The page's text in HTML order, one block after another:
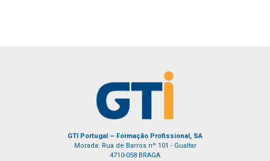
GTI Portugal – Formação Profissional, SA
Morada: Rua de Barros nº 101 - Gualtar
4710-058 BRAGA